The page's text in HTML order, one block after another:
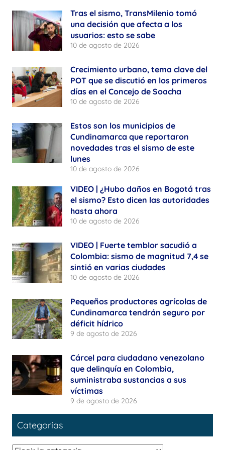
Tras el sismo, TransMilenio tomó
una decisión que afecta a los
usuarios: esto se sabe
10 de agosto de 2026
Crecimiento urbano, tema clave del
POT que se discutió en los primeros
días en el Concejo de Soacha
10 de agosto de 2026
Estos son los municipios de
Cundinamarca que reportaron
novedades tras el sismo de este
lunes
10 de agosto de 2026
VIDEO | ¿Hubo daños en Bogotá tras
el sismo? Esto dicen las autoridades
hasta ahora
10 de agosto de 2026
VIDEO | Fuerte temblor sacudió a
Colombia: sismo de magnitud 7,4 se
sintió en varias ciudades
10 de agosto de 2026
Pequeños productores agrícolas de
Cundinamarca tendrán seguro por
déficit hídrico
9 de agosto de 2026
Cárcel para ciudadano venezolano
que delinquía en Colombia,
suministraba sustancias a sus
víctimas
9 de agosto de 2026
Categorías